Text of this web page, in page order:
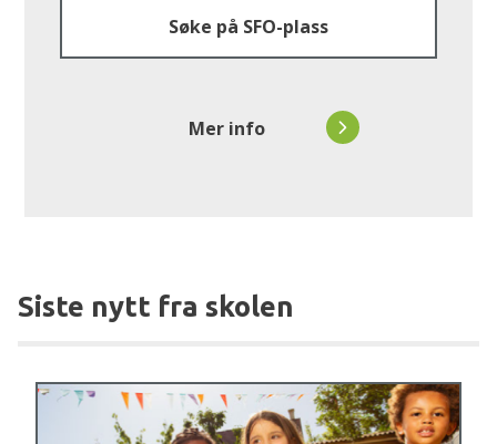
Søke på SFO-plass
Mer info
Siste nytt fra skolen